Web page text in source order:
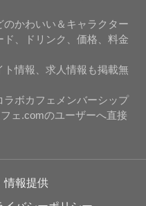
かわいい＆キャラクター
、ドリンク、価格、料金
情報、求人情報も掲載無
ラボカフェメンバーシップ
ェ.comのユーザーへ直接
情報提供